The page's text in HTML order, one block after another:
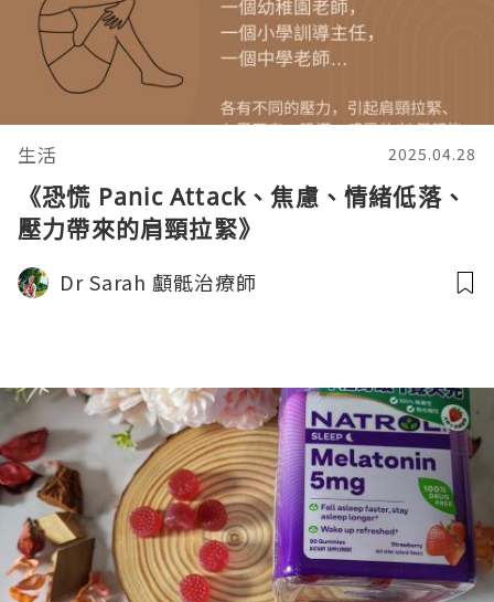
生活 2025.04.28
《恐慌 Panic Attack、焦慮、情緒低落、
壓力帶來的肩頸拉緊》
Dr Sarah 顱骶治療師